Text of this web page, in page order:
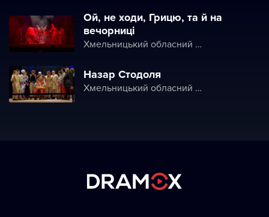
Ой, не ходи, Грицю, та й на
вечорниці
Хмельницький обласний академічний музично-драматичний театр ім. М. Старицького
Назар Стодоля
Хмельницький обласний академічний музично-драматичний театр ім. М. Старицького